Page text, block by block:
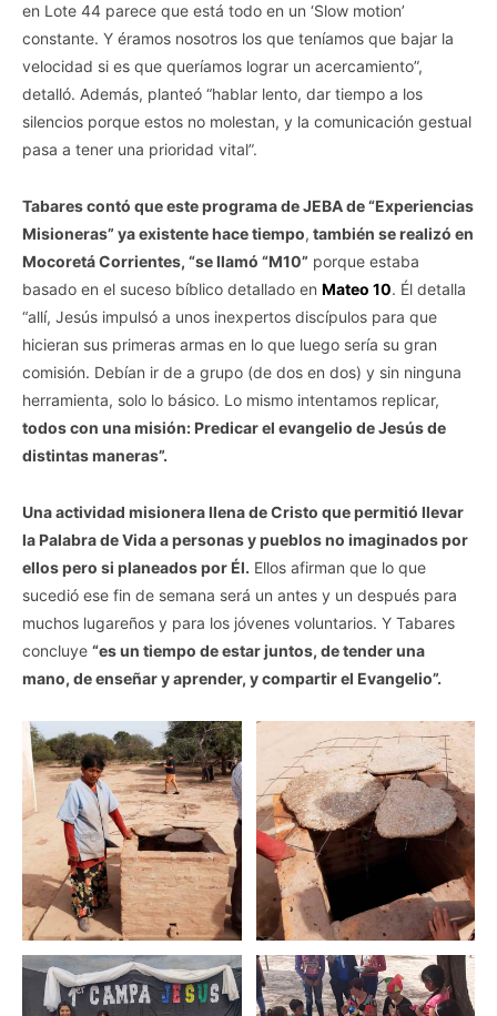
en Lote 44 parece que está todo en un ‘Slow motion’
constante. Y éramos nosotros los que teníamos que bajar la
velocidad si es que queríamos lograr un acercamiento”,
detalló. Además, planteó “hablar lento, dar tiempo a los
silencios porque estos no molestan, y la comunicación gestual
pasa a tener una prioridad vital”.
Tabares contó que este programa de JEBA de “Experiencias
Misioneras” ya existente hace tiempo, también se realizó en
Mocoretá Corrientes, “se llamó “M10” porque estaba
basado en el suceso bíblico detallado en Mateo 10. Él detalla
“allí, Jesús impulsó a unos inexpertos discípulos para que
hicieran sus primeras armas en lo que luego sería su gran
comisión. Debían ir de a grupo (de dos en dos) y sin ninguna
herramienta, solo lo básico. Lo mismo intentamos replicar,
todos con una misión: Predicar el evangelio de Jesús de
distintas maneras”.
Una actividad misionera llena de Cristo que permitió llevar
la Palabra de Vida a personas y pueblos no imaginados por
ellos pero si planeados por Él. Ellos afirman que lo que
sucedió ese fin de semana será un antes y un después para
muchos lugareños y para los jóvenes voluntarios. Y Tabares
concluye “es un tiempo de estar juntos, de tender una
mano, de enseñar y aprender, y compartir el Evangelio”.